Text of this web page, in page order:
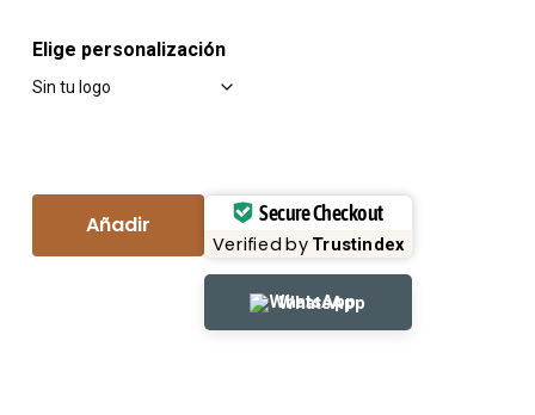
Elige personalización
Añadir Secure Checkout
Verified by Trustindex
WhatsApp